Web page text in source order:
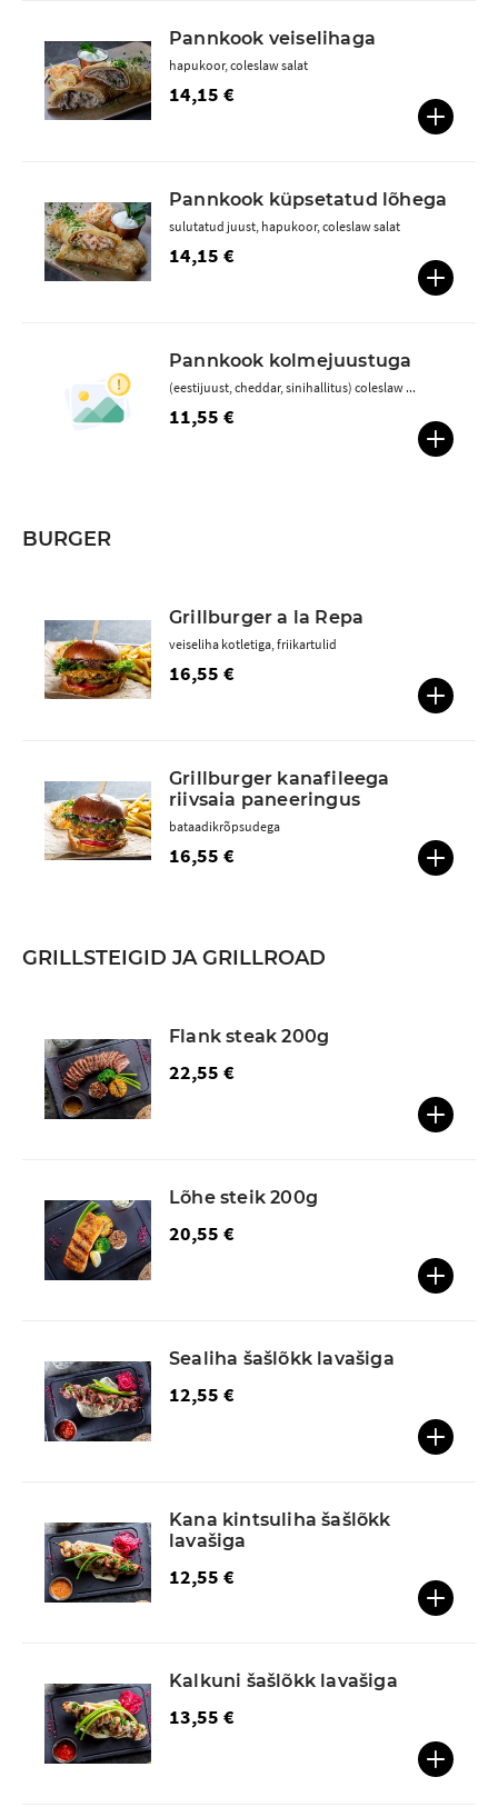
Pannkook veiselihaga
14,15 €
hapukoor, coleslaw salat
Pannkook küpsetatud lõhega
14,15 €
sulutatud juust, hapukoor, coleslaw salat
Pannkook kolmejuustuga
11,55 €
(eestijuust, cheddar, sinihallitus) coleslaw ...
BURGER
Grillburger a la Repa
16,55 €
veiseliha kotletiga, friikartulid
Grillburger kanafileega
riivsaia paneeringus
16,55 €
bataadikrõpsudega
GRILLSTEIGID JA GRILLROAD
Flank steak 200g
22,55 €
Lõhe steik 200g
20,55 €
Sealiha šašlõkk lavašiga
12,55 €
Kana kintsuliha šašlõkk
lavašiga
12,55 €
Kalkuni šašlõkk lavašiga
13,55 €